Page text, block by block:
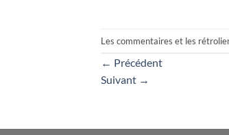
Les commentaires et les
← Précédent
Suivant →